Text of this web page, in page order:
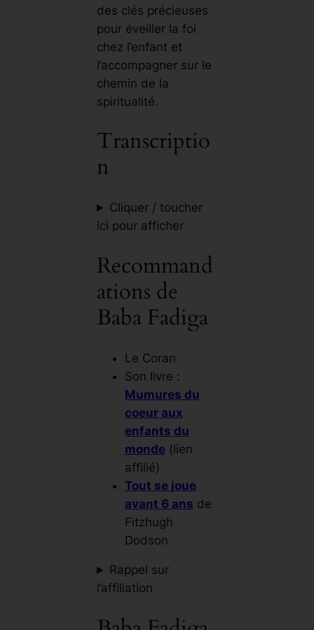
des clés précieuses
pour éveiller la foi
chez l’enfant et
l’accompagner sur le
chemin de la
spiritualité.
Transcriptio
n
Cliquer / toucher
ici pour afficher
Recommand
ations de
Baba Fadiga
Le Coran
Son livre :
Mumures du
coeur aux
enfants du
monde(lien
affilié)
Tout se joue
avant 6 ans de
Fitzhugh
Dodson
Rappel sur
l’affiliation